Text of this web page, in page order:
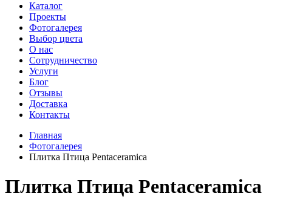
Каталог
Проекты
Фотогалерея
Выбор цвета
О нас
Сотрудничество
Услуги
Блог
Отзывы
Доставка
Контакты
Главная
Фотогалерея
Плитка Птица Pentaceramica
Плитка Птица Pentaceramica